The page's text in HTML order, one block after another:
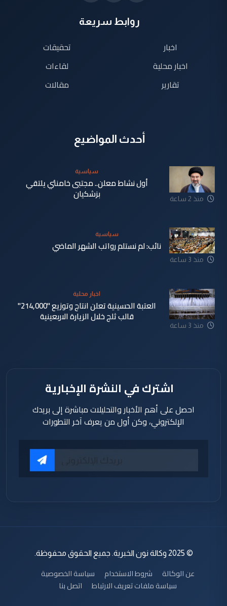
روابط سريعة
اخبار
اخبار محلية
تقارير
تحقيقات
لقاءات
مقالات
أحدث المواضيع
منذ 2 ساعة
سياسية
أول نشاط معلن.. مجتبى خامنئي يلتقي
بزشكيان
منذ 3 ساعة
سياسية
نائب: لم نستلم رواتب الشهر الماضي
منذ 3 ساعة
اخبار محلية
العتبة الحسينية تعلن انتاج وتوزيع "214,000"
قالب ثلج خلال الزيارة الاربعينية
اشترك في النشرة الإخبارية
احصل على أهم الأخبار والتحليلات مباشرة إلى بريدك
الإلكتروني، وكن أول من يعرف آخر التطورات
© 2025 وكالة نون الخبرية. جميع الحقوق محفوظة.
عن الوكالة شروط الاستخدام
سياسة الخصوصية
سياسة ملفات تعريف الارتباط
اتصل بنا